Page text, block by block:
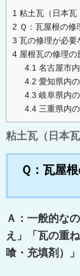
1 粘土瓦（日本瓦
2 Ｑ：瓦屋根の
3 瓦の修理が必要
4 屋根瓦の修理の
4.1 名古屋市
4.2 愛知県内
4.3 岐阜県内
4.4 三重県内
粘土瓦（日本
Ｑ：瓦屋
Ａ：一般的な
え」「瓦の重
喰・充填剤）」